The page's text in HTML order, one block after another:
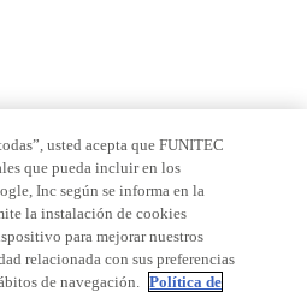
usted acepta que FUNITEC
que pueda incluir en los
Inc según se informa en la
la instalación de cookies
para mejorar nuestros
relacionada con sus preferencias
de navegación. Política de